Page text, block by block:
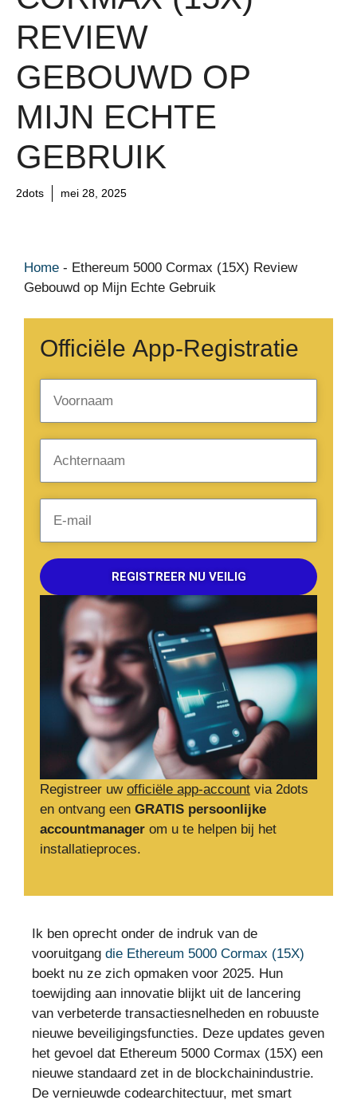
REVIEW
GEBOUWD OP
MIJN ECHTE
GEBRUIK
2dots mei 28, 2025
Home - Ethereum 5000 Cormax (15X) Review
Gebouwd op Mijn Echte Gebruik
Registreer uw officiële app-account via 2dots
en ontvang een GRATIS persoonlijke
accountmanager om u te helpen bij het
installatieproces.
Officiële App-Registratie
REGISTREER NU VEILIG
Ik ben oprecht onder de indruk van de
vooruitgang die Ethereum 5000 Cormax (15X)
boekt nu ze zich opmaken voor 2025. Hun
toewijding aan innovatie blijkt uit de lancering
van verbeterde transactiesnelheden en robuuste
nieuwe beveiligingsfuncties. Deze updates geven
het gevoel dat Ethereum 5000 Cormax (15X) een
nieuwe standaard zet in de blockchainindustrie.
De vernieuwde codearchitectuur, met smart